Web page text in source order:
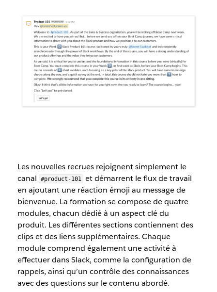
Les nouvelles recrues rejoignent simplement le
canal
#product-101 et démarrent le flux de travail
en ajoutant une réaction émoji au message de
bienvenue. La formation se compose de quatre
modules, chacun dédié à un aspect clé du
produit. Les différentes sections contiennent des
clips et des liens supplémentaires. Chaque
module comprend également une activité à
effectuer dans Slack, comme la configuration de
rappels, ainsi qu’un contrôle des connaissances
avec des questions sur le contenu abordé.